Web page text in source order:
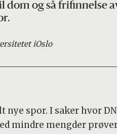
og så frifinnelse
iOslo
spor. I saker hvor
mindre mengder